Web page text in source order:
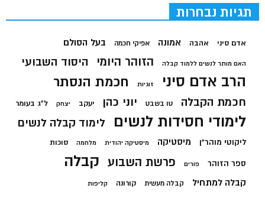
תגיות נבחרות
אדם סיני אהבה אמונה אפיקי חכמה בעל הסולם
האם מותר לנשים ללמוד קבלה הזוהר היומי היסוד השבועי
הרב אדם סיני זוגיות חכמת הנסתר
חכמת הקבלה טו בשבט יוני כהן יעקב יצחק ל"ג בעומר
לימודי חסידות לנשים לימוד קבלה לנשים
ליקוטי מוהר"ן מיסטיקה מיסטיקה יהודית מלחמה סוכות
ספר הזוהר פורים פרשת השבוע קבלה
קבלה למתחיל קבלה מעשית קורונה קליפות